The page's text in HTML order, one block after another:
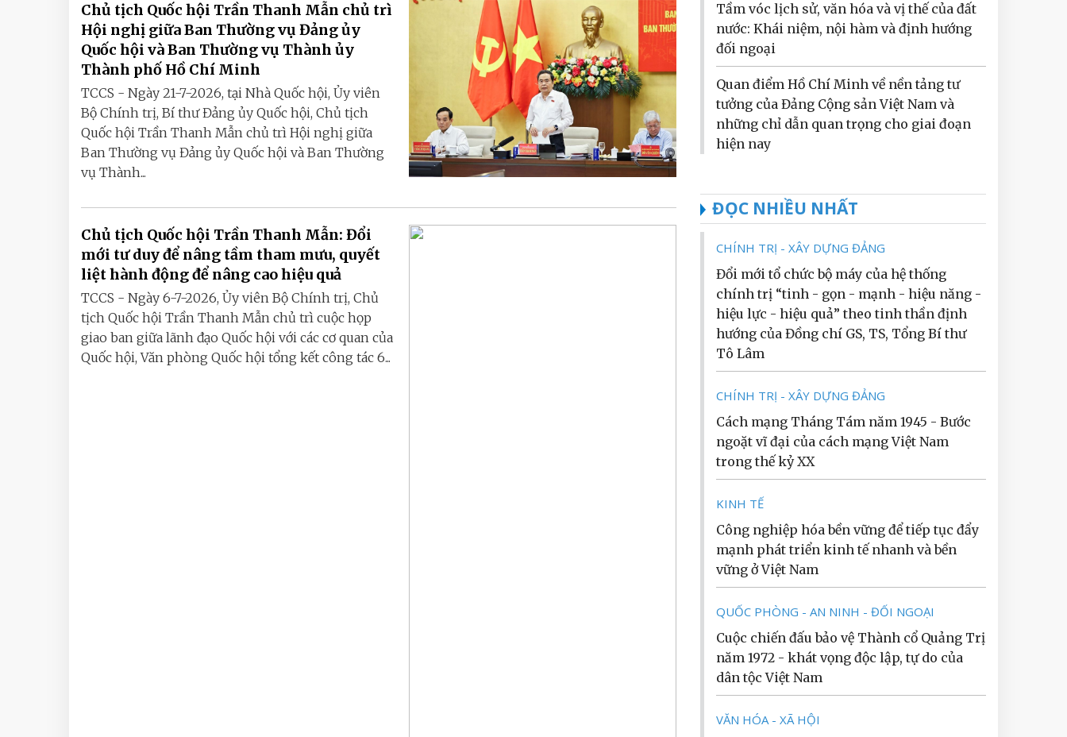
Chủ tịch Quốc hội Trần Thanh Mẫn chủ trì
Hội nghị giữa Ban Thường vụ Đảng ủy
Quốc hội và Ban Thường vụ Thành ủy
Thành phố Hồ Chí Minh
TCCS - Ngày 21-7-2026, tại Nhà Quốc hội, Ủy viên
Bộ Chính trị, Bí thư Đảng ủy Quốc hội, Chủ tịch
Quốc hội Trần Thanh Mẫn chủ trì Hội nghị giữa
Ban Thường vụ Đảng ủy Quốc hội và Ban Thường
vụ Thành...
Chủ tịch Quốc hội Trần Thanh Mẫn: Đổi
mới tư duy để nâng tầm tham mưu, quyết
liệt hành động để nâng cao hiệu quả
TCCS - Ngày 6-7-2026, Ủy viên Bộ Chính trị, Chủ
tịch Quốc hội Trần Thanh Mẫn chủ trì cuộc họp
giao ban giữa lãnh đạo Quốc hội với các cơ quan của
Quốc hội, Văn phòng Quốc hội tổng kết công tác 6...
Tầm vóc lịch sử, văn hóa và vị thế của đất
nước: Khái niệm, nội hàm và định hướng
đối ngoại
Quan điểm Hồ Chí Minh về nền tảng tư
tưởng của Đảng Cộng sản Việt Nam và
những chỉ dẫn quan trọng cho giai đoạn
hiện nay
ĐỌC NHIỀU NHẤT
CHÍNH TRỊ - XÂY DỰNG ĐẢNG
Đổi mới tổ chức bộ máy của hệ thống
chính trị “tinh - gọn - mạnh - hiệu năng -
hiệu lực - hiệu quả” theo tinh thần định
hướng của Đồng chí GS, TS, Tổng Bí thư
Tô Lâm
CHÍNH TRỊ - XÂY DỰNG ĐẢNG
Cách mạng Tháng Tám năm 1945 - Bước
ngoặt vĩ đại của cách mạng Việt Nam
trong thế kỷ XX
KINH TẾ
Công nghiệp hóa bền vững để tiếp tục đẩy
mạnh phát triển kinh tế nhanh và bền
vững ở Việt Nam
QUỐC PHÒNG - AN NINH - ĐỐI NGOẠI
Cuộc chiến đấu bảo vệ Thành cổ Quảng Trị
năm 1972 - khát vọng độc lập, tự do của
dân tộc Việt Nam
VĂN HÓA - XÃ HỘI